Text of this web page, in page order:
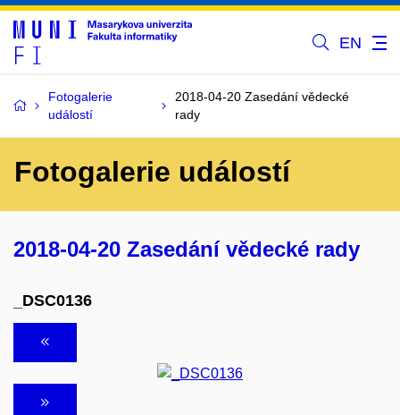
EN
Fotogalerie
událostí
2018-04-20 Zasedání vědecké
rady
Fotogalerie událostí
2018-04-20 Zasedání vědecké rady
_DSC0136